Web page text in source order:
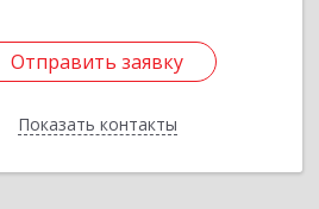
Отправить заявку
Показать контакты
Отправить заявку
Назад